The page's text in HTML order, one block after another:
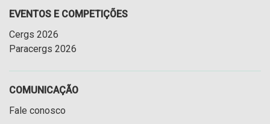
EVENTOS E COMPETIÇÕES
Cergs 2026
Paracergs 2026
COMUNICAÇÃO
Fale conosco